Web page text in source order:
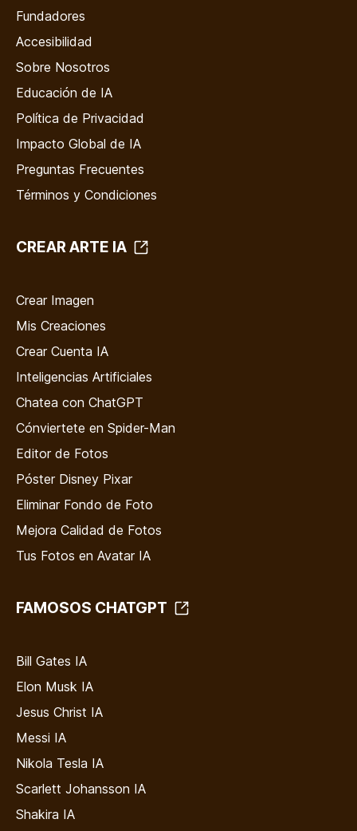
Fundadores
Accesibilidad
Sobre Nosotros
Educación de IA
Política de Privacidad
Impacto Global de IA
Preguntas Frecuentes
Términos y Condiciones
CREAR ARTE IA
Crear Imagen
Mis Creaciones
Crear Cuenta IA
Inteligencias Artificiales
Chatea con ChatGPT
Cónviertete en Spider-Man
Editor de Fotos
Póster Disney Pixar
Eliminar Fondo de Foto
Mejora Calidad de Fotos
Tus Fotos en Avatar IA
FAMOSOS CHATGPT
Bill Gates IA
Elon Musk IA
Jesus Christ IA
Messi IA
Nikola Tesla IA
Scarlett Johansson IA
Shakira IA